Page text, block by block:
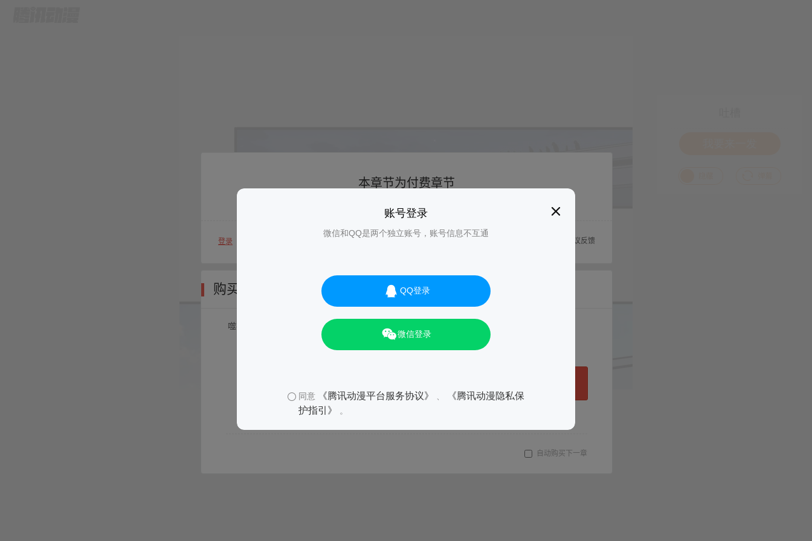
账号登录
微信和QQ是两个独立账号，账号信息不互通
QQ登录
微信登录
同意 《腾讯动漫平台服务协议》
《腾讯动漫隐私保
护指引》
。